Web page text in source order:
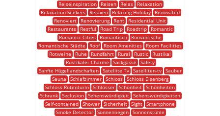
Reiseinspiration
Reisen Relax
Relaxation
Relaxation Seekers
Relaxen Relaxing Holiday
Renovated
Renoviert
Renovierung Rent
Residential Unit
Restaurants
Restful Road Trip Roadtrip
Romantic
Romantic Cities
Romantisch
Romantische
Romantische Städte
Roof Room Amenities
Room Facilities
Rotweine
Ruhe Rundfahrt Rural Rustic
Rustikal
Rustikaler Charme
Sackgasse
Safety
Sanfte Hügellandschaften
Satellite Tv Satelliten-tv
Sauber
Sauna
Schlafzimmer Schloss
Schloss Eisenberg
Schloss Rotenturm Schlösser Schönheit Schönheiten
Schrank Seclusion Sehenswürdigkeit Sehenswürdigkeiten
Self-contained Shower Sicherheit Sight Smartphone
Smoke Detector
Sonnenliegen
Sonnenstühle